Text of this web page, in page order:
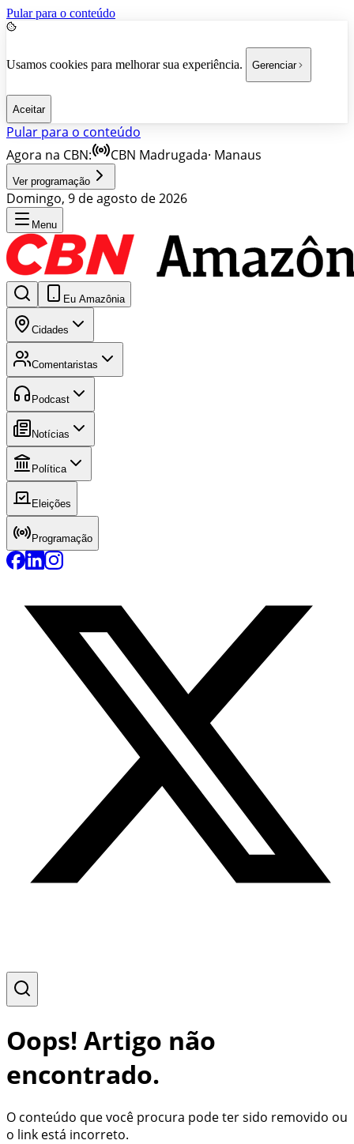
Pular para o conteúdo
Usamos cookies para melhorar sua experiência. Gerenciar
Aceitar
Pular para o conteúdo
Agora na CBN:
CBN Madrugada· Manaus
Ver programação
Domingo, 9 de agosto de 2026
Menu
Eu Amazônia
Cidades
Comentaristas
Podcast
Notícias
Política
Eleições
Programação
Oops! Artigo não
encontrado.
O conteúdo que você procura pode ter sido removido ou
o link está incorreto.